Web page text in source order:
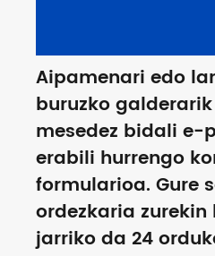
Aipamenari edo
buruzko
mesedez bidali e-
erabili hurrengo
formularioa. Gure
ordezkaria
jarriko da 24